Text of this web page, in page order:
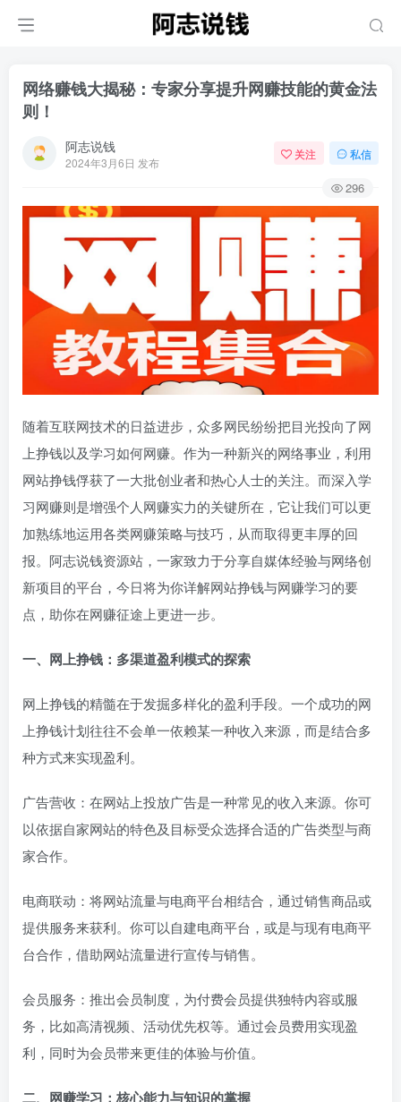
网络赚钱大揭秘：专家分享提升网赚技能的黄金法
则！
阿志说钱
2024年3月6日 发布
关注 私信
296
随着互联网技术的日益进步，众多网民纷纷把目光投向了网
上挣钱以及学习如何网赚。作为一种新兴的网络事业，利用
网站挣钱俘获了一大批创业者和热心人士的关注。而深入学
习网赚则是增强个人网赚实力的关键所在，它让我们可以更
加熟练地运用各类网赚策略与技巧，从而取得更丰厚的回
报。阿志说钱资源站，一家致力于分享自媒体经验与网络创
新项目的平台，今日将为你详解网站挣钱与网赚学习的要
点，助你在网赚征途上更进一步。
一、网上挣钱：多渠道盈利模式的探索
网上挣钱的精髓在于发掘多样化的盈利手段。一个成功的网
上挣钱计划往往不会单一依赖某一种收入来源，而是结合多
种方式来实现盈利。
广告营收：在网站上投放广告是一种常见的收入来源。你可
以依据自家网站的特色及目标受众选择合适的广告类型与商
家合作。
电商联动：将网站流量与电商平台相结合，通过销售商品或
提供服务来获利。你可以自建电商平台，或是与现有电商平
台合作，借助网站流量进行宣传与销售。
会员服务：推出会员制度，为付费会员提供独特内容或服
务，比如高清视频、活动优先权等。通过会员费用实现盈
利，同时为会员带来更佳的体验与价值。
二、网赚学习：核心能力与知识的掌握